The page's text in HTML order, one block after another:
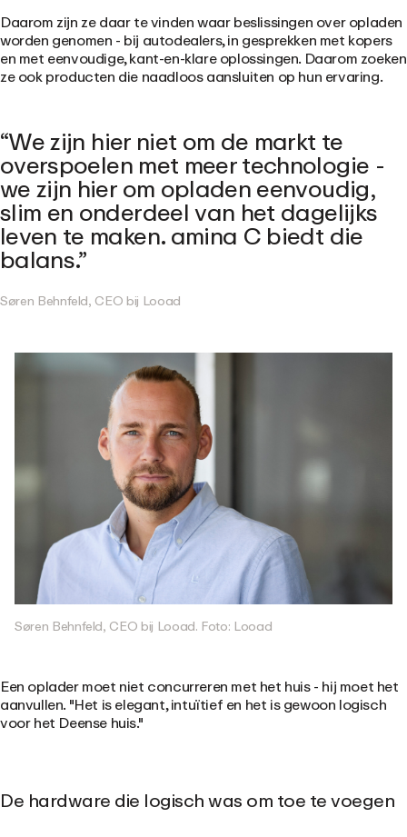
Daarom zijn ze daar te vinden waar beslissingen over opladen
worden genomen - bij autodealers, in gesprekken met kopers
en met eenvoudige, kant-en-klare oplossingen. Daarom zoeken
ze ook producten die naadloos aansluiten op hun ervaring.
We zijn hier niet om de markt te
overspoelen met meer technologie -
we zijn hier om opladen eenvoudig,
slim en onderdeel van het dagelijks
leven te maken. amina C biedt die
balans.
Søren Behnfeld, CEO bij Looad
Søren Behnfeld, CEO bij Looad. Foto: Looad
Een oplader moet niet concurreren met het huis - hij moet het
aanvullen. "Het is elegant, intuïtief en het is gewoon logisch
voor het Deense huis."
De hardware die logisch was om toe te voegen